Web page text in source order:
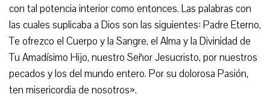
con tal potencia interior como entonces. Las palabras con
las cuales suplicaba a Dios son las siguientes: Padre Eterno,
Te ofrezco el Cuerpo y la Sangre, el Alma y la Divinidad de
Tu Amadísimo Hijo, nuestro Señor Jesucristo, por nuestros
pecados y los del mundo entero. Por su dolorosa Pasión,
ten misericordia de nosotros».